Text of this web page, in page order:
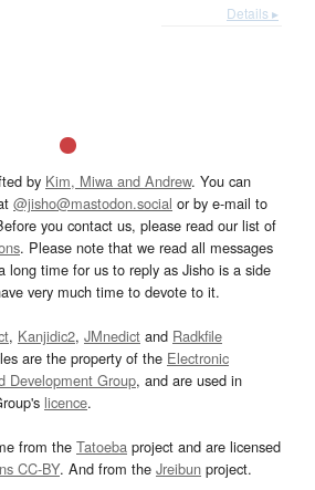
Details ▸
by Kim, Miwa and Andrew. You can
@jisho@mastodon.social or by e-mail to
you contact us, please read our list of
. Please note that we read all messages
long time for us to reply as Jisho is a side
very much time to devote to it.
, Kanjidic2, JMnedict and Radkfile
are the property of the Electronic
Development Group, and are used in
licence.
from the Tatoeba project and are licensed
CC-BY. And from the Jreibun project.